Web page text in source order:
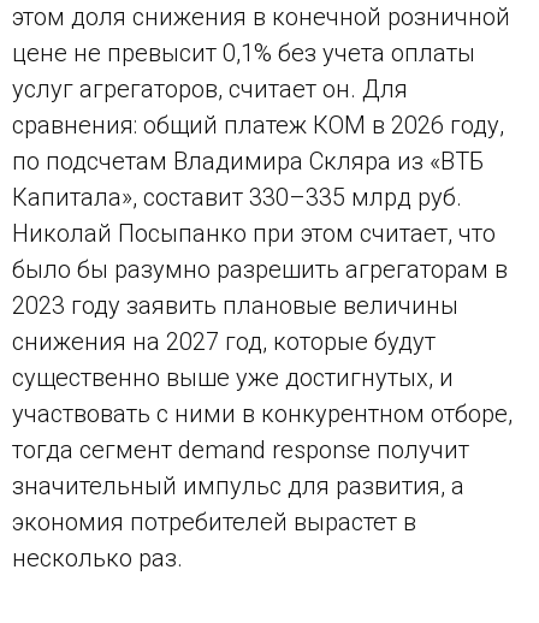
этом доля снижения в конечной розничной
цене не превысит 0,1% без учета оплаты
услуг агрегаторов, считает он. Для
сравнения: общий платеж КОМ в 2026 году,
по подсчетам Владимира Скляра из «ВТБ
Капитала», составит 330–335 млрд руб.
Николай Посыпанко при этом считает, что
было бы разумно разрешить агрегаторам в
2023 году заявить плановые величины
снижения на 2027 год, которые будут
существенно выше уже достигнутых, и
участвовать с ними в конкурентном отборе,
тогда сегмент demand response получит
значительный импульс для развития, а
экономия потребителей вырастет в
несколько раз.